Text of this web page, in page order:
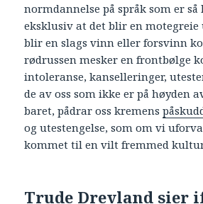
normdannelse på språk som er
eksklusiv at det blir en motegreie
blir en slags vinn eller forsvinn
rødrussen mesker en frontbølge
intoleranse, kanselleringer,
de av oss som ikke er på høyden
baret, pådrar oss kremens
og utestengelse, som om vi
kommet til en vilt fremmed
Trude Drevland sier